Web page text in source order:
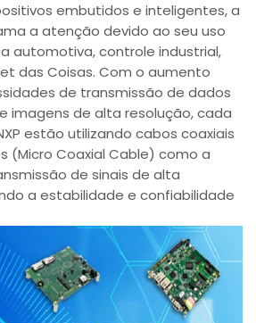
embutidos e inteligentes, a
a atenção devido ao seu uso
automotiva, controle industrial,
das Coisas. Com o aumento
de transmissão de dados
imagens de alta resolução, cada
estão utilizando cabos coaxiais
(Micro Coaxial Cable) como a
de sinais de alta
a estabilidade e confiabilidade